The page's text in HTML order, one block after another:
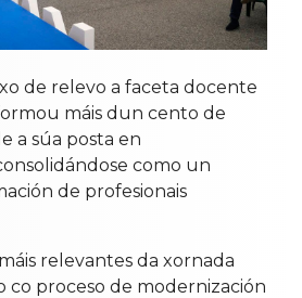
de relevo a faceta docente
máis dun cento de
a súa posta en
como un
de profesionais
relevantes da xornada
co proceso de modernización